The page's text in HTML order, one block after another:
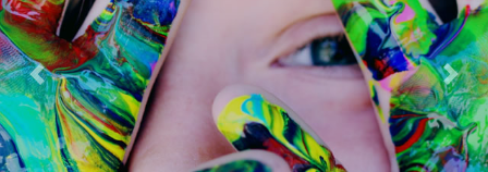
Previous Next